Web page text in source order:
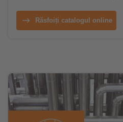
Răsfoiți catalogul online